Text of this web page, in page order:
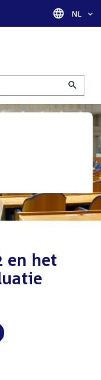
Taal
NL
en het